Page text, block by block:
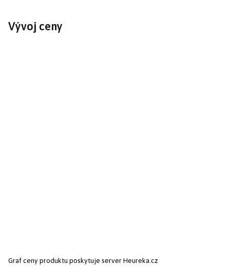
Vývoj ceny
Graf ceny produktu poskytuje server Heureka.cz